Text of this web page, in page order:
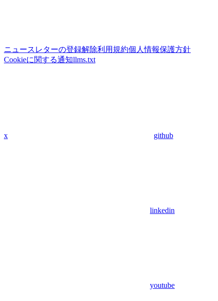
ニュースレターの登録解除利用規約個人情報保護方針
Cookieに関する通知llms.txt
x github
linkedin
youtube